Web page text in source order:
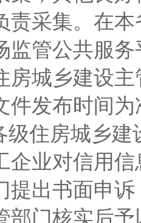
责采集。在
监管公共服
房城乡建设
件发布时间
级住房城乡
企业对信用
提出书面申
部门核实后